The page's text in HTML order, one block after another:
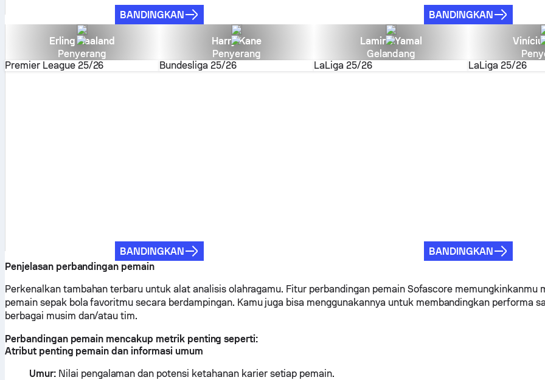
BANDINGKAN BANDINGKAN
Erling Haaland
Penyerang
Premier League 25/26
Harry Kane
Penyerang
Bundesliga 25/26
BANDINGKAN
Lamine Yamal
Gelandang
LaLiga 25/26
LaLiga 25/26
BANDINGKAN
Penjelasan perbandingan pemain
Perkenalkan tambahan terbaru untuk alat analisis olahragamu. Fitur perbandingan pemain Sofascore memungkinkanmu
pemain sepak bola favoritmu secara berdampingan. Kamu juga bisa menggunakannya untuk membandingkan performa
berbagai musim dan/atau tim.
Perbandingan pemain mencakup metrik penting seperti:
Atribut penting pemain dan informasi umum
Umur:Nilai pengalaman dan potensi ketahanan karier setiap pemain.